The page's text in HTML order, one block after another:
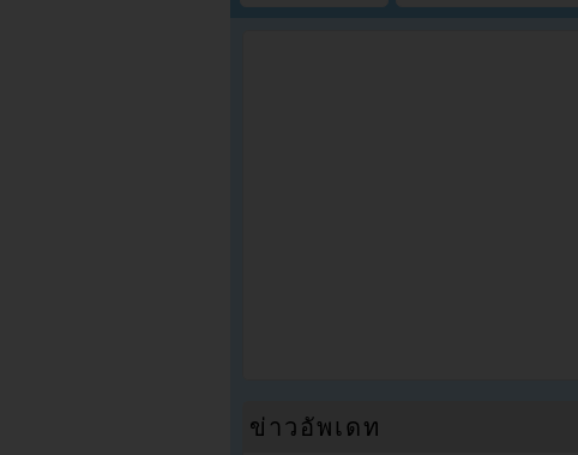
ข่าวอัพเดท